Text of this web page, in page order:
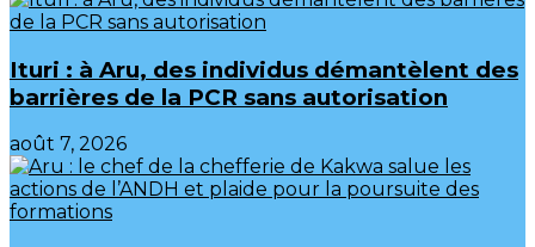
Ituri : à Aru, des individus démantèlent des
barrières de la PCR sans autorisation
août 7, 2026